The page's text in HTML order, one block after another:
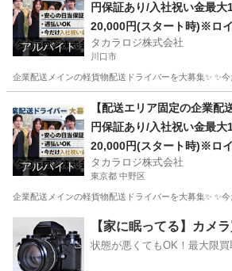
アルバイト
円保証あり/入社祝い金最大
20,000円(スタート時)※ロ
タカラロジ株式会社
川口市
企業配送メインの軽貨物配送ドライバーを大募集✨ ✨
ドライバー 貨物
アルバイト
【配送エリア固定の企業配
円保証あり/入社祝い金最
20,000円(スタート時)※ロ
タカラロジ株式会社
東京都 中野区
企業配送メインの軽貨物配送ドライバーを大募集✨ ✨
中野区 ドライバー 貨物
【家に眠ってる】カメ
状態が悪くてもOK！最大限買